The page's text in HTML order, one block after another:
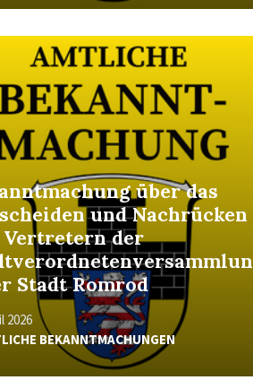
über das
und Nachrücken
Vertretern der
Stadt Romrod
2026
BEKANNTMACHUNGEN